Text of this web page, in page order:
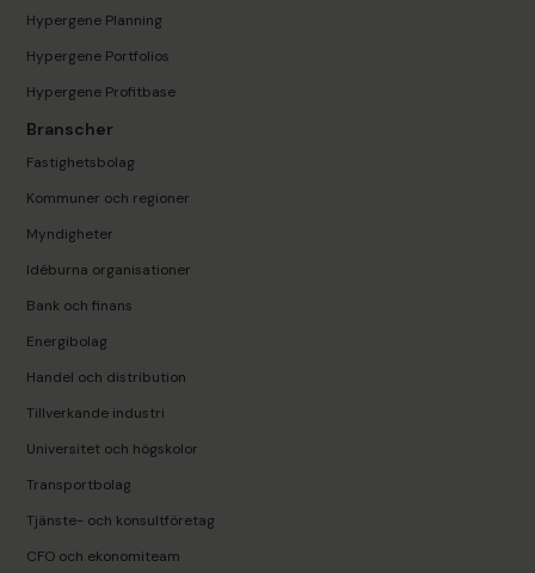
Hypergene Planning
Hypergene Portfolios
Hypergene Profitbase
Branscher
Fastighetsbolag
Kommuner och regioner
Myndigheter
Idéburna organisationer
Bank och finans
Energibolag
Handel och distribution
Tillverkande industri
Universitet och högskolor
Transportbolag
Tjänste- och konsultföretag
CFO och ekonomiteam